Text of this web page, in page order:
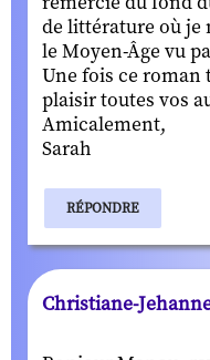
de littérature où je
le Moyen-Âge vu
Une fois ce roman
plaisir toutes vos
Amicalement,
Sarah
RÉPONDRE
Christiane-